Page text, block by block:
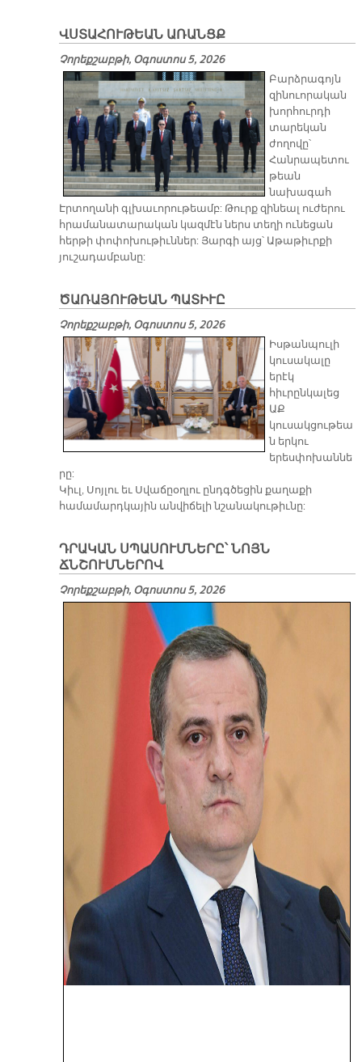
ՎՍՏԱՀՈՒԹԵԱՆ ԱՌԱՆՑՔ
Չորեքշաբթի, Օգոստոս 5, 2026
Բարձրագոյն
զինուորական
խորհուրդի
տարեկան
ժողովը՝
Հանրապետու
թեան
նախագահ
Էրտողանի գլխաւորութեամբ: Թուրք զինեալ ուժերու
հրամանատարական կազմէն ներս տեղի ունեցան
հերթի փոփոխութիւններ: Յարգի այց՝ Աթաթիւրքի
յուշադամբանը:
ԾԱՌԱՅՈՒԹԵԱՆ ՊԱՏԻՒԸ
Չորեքշաբթի, Օգոստոս 5, 2026
Իսթանպուլի
կուսակալը
երէկ
հիւրընկալեց
ԱՔ
կուսակցութեա
ն երկու
երեսփոխաննե
րը:
Կիւլ, Սոյլու եւ Սվաճըօղլու ընդգծեցին քաղաքի
համամարդկային անվիճելի նշանակութիւնը:
ԴՐԱԿԱՆ ՍՊԱՍՈՒՄՆԵՐԸ՝ ՆՈՅՆ
ՃՆՇՈՒՄՆԵՐՈՎ
Չորեքշաբթի, Օգոստոս 5, 2026